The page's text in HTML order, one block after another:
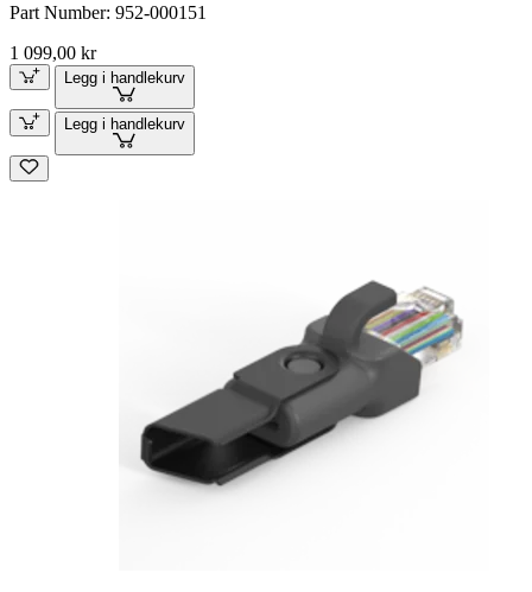
Part Number: 952-000151
1 099,00 kr
Legg i handlekurv
Legg i handlekurv